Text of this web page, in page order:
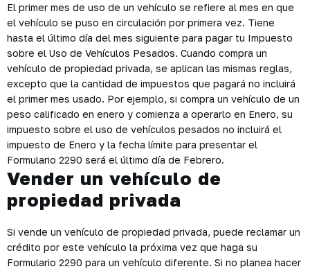
El primer mes de uso de un vehículo se refiere al mes en que
el vehículo se puso en circulación por primera vez. Tiene
hasta el último día del mes siguiente para pagar tu Impuesto
sobre el Uso de Vehículos Pesados. Cuando compra un
vehículo de propiedad privada, se aplican las mismas reglas,
excepto que la cantidad de impuestos que pagará no incluirá
el primer mes usado. Por ejemplo, si compra un vehículo de un
peso calificado en enero y comienza a operarlo en Enero, su
impuesto sobre el uso de vehículos pesados no incluirá el
impuesto de Enero y la fecha límite para presentar el
Formulario 2290 será el último día de Febrero.
Vender un vehículo de
propiedad privada
Si vende un vehículo de propiedad privada, puede reclamar un
crédito por este vehículo la próxima vez que haga su
Formulario 2290 para un vehículo diferente. Si no planea hacer